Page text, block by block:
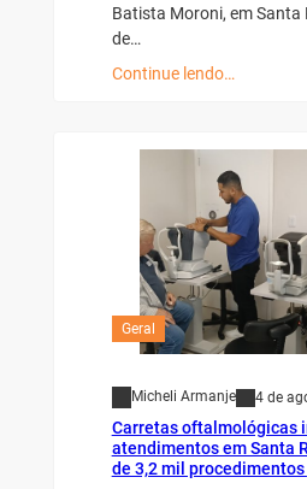
Batista Moroni, em Santa
de…
Continue lendo…
Geral
Micheli Armanje 4 de
Carretas oftalmológicas
atendimentos em Santa
de 3,2 mil